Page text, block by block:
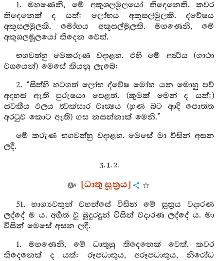
1. මහණෙනි, මේ අකුශලමූලයෝ තිදෙනෙකි. කවර
තිදෙනෙක් ද යත්: ලෝභය අකුසල්මුලකි. ද්වේෂය
අකුසල්මුලකි. මෝහය අකුසල්මුලකි. මහණෙනි, මේ
අකුශලමූලයෝ තිදෙන වෙත්.
භගවත්හු මෙකරුණ වදාළහ. එහි මේ අර්‍ත්‍ථය (ගාථා
වශයෙන්) මෙසේ කියනු ලැබේ:
2. “සිත්හි හටගත් ලෝභ ද්වේෂ මෝහ යන මොහු පව්
අදහස් ඇති පුරුෂයා පෙළත්. (කුමක් මෙන් ද යත්:)
ස්වකීය ඵලය ත්‍වක්සාර වෘක්‍ෂය (හුණ බට ආදි පොත්ත
අරටුව කොට ඇති) ගස නසන්නාක් මෙනි.”
මේ කරුණ භගවත්හු වදාළහ. මෙසේ මා විසින් අසන
ලදී.
3. 1. 2.
[ධාතු සූත්‍රය]
51. භාග්‍යවතුන් වහන්සේ විසින් මේ සූත්‍රය වදාරණ
ලද්දේ ම ය. අර්‍හත් වූ බුදුරදුන් විසින් වදාරණ ලද්දේ ය. මා
විසින් මෙසේ අසන ලදී.
1. මහණෙනි, මේ ධාතූහු තිදෙනෙක් වෙත්. කවර
තිදෙනෙක් ද යත්: රූපධාතුය, අරූපධාතුය, නිරෝධ